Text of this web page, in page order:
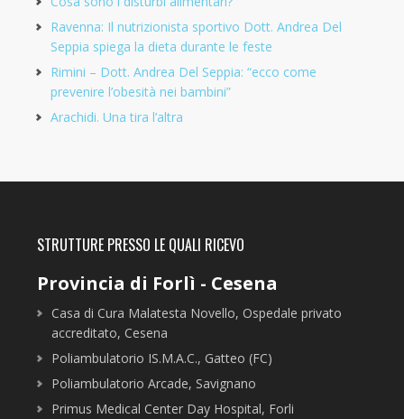
Ravenna: Il nutrizionista sportivo Dott. Andrea Del
Seppia spiega la dieta durante le feste
Rimini – Dott. Andrea Del Seppia: “ecco come
prevenire l’obesità nei bambini”
Arachidi. Una tira l’altra
STRUTTURE PRESSO LE QUALI RICEVO
Provincia di Forlì - Cesena
Casa di Cura Malatesta Novello, Ospedale privato
accreditato, Cesena
Poliambulatorio IS.M.A.C., Gatteo (FC)
Poliambulatorio Arcade, Savignano
Primus Medical Center Day Hospital, Forli